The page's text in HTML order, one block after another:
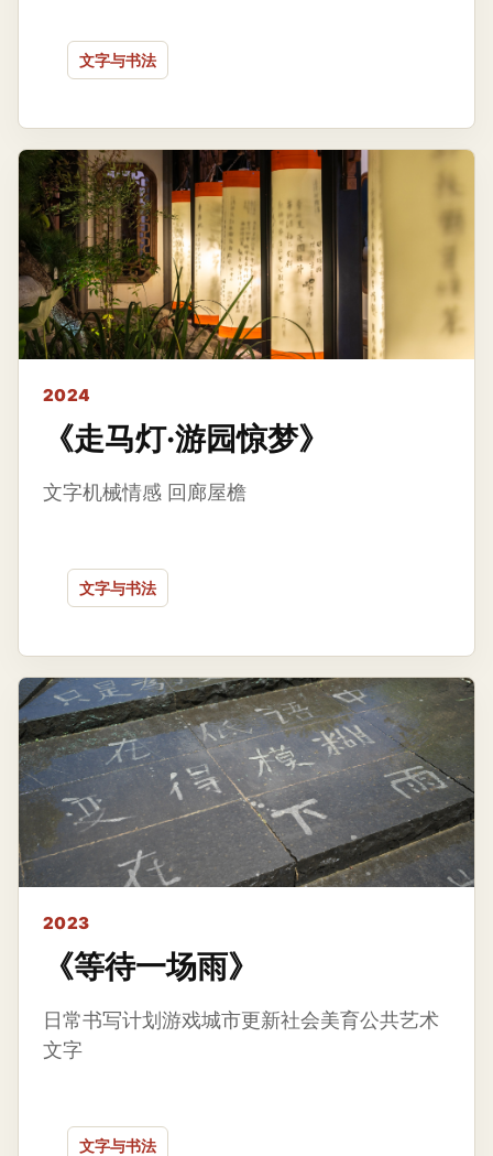
文字与书法
2024
《走马灯·游园惊梦》
文字机械情感 回廊屋檐
文字与书法
2023
《等待一场雨》
日常书写计划游戏城市更新社会美育公共艺术
文字
文字与书法